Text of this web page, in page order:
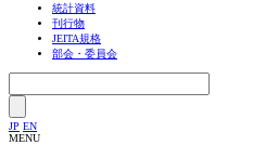
統計資料
刊行物
JEITA規格
部会・委員会
JP EN
MENU